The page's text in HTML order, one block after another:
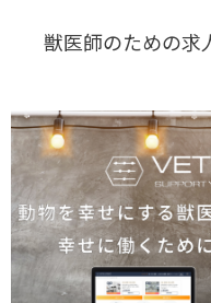
獣医師のための求